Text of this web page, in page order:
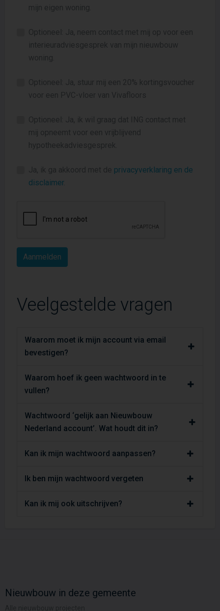
mijn eigen woning.
Optioneel: Ja, neem contact met mij op voor een
interieuradviesgesprek van mijn nieuwbouw
woning.
Optioneel: Ja, stuur mij een 20% kortingsvoucher
voor een PVC-vloer van Vivafloors
Optioneel: Ja, ik wil graag dat ING contact met
mij opneemt voor een vrijblijvend
hypotheekadviesgesprek.
Ja, ik ga akkoord met de privacyverklaring en de
disclaimer.
Veelgestelde vragen
Waarom moet ik mijn account via email
bevestigen?
Waarom hoef ik geen wachtwoord in te
vullen?
Wachtwoord ‘gelijk aan Nieuwbouw
Nederland account’. Wat houdt dit in?
Kan ik mijn wachtwoord aanpassen?
Ik ben mijn wachtwoord vergeten
Kan ik mij ook uitschrijven?
Nieuwbouw in deze gemeente